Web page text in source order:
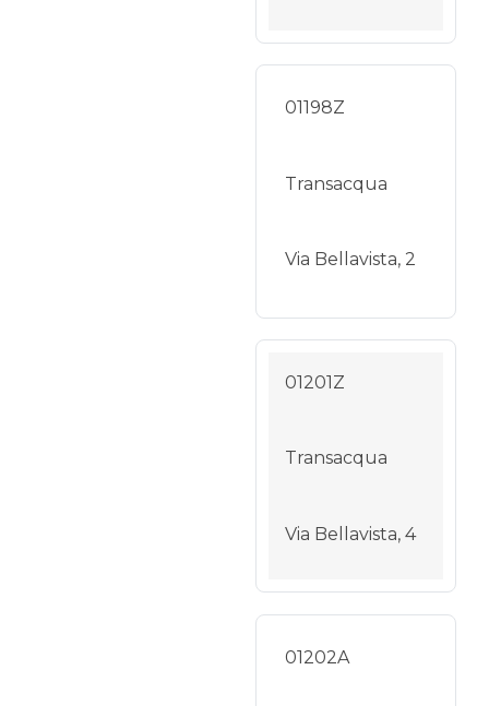
01198Z
Transacqua
Via Bellavista, 2
01201Z
Transacqua
Via Bellavista, 4
01202A